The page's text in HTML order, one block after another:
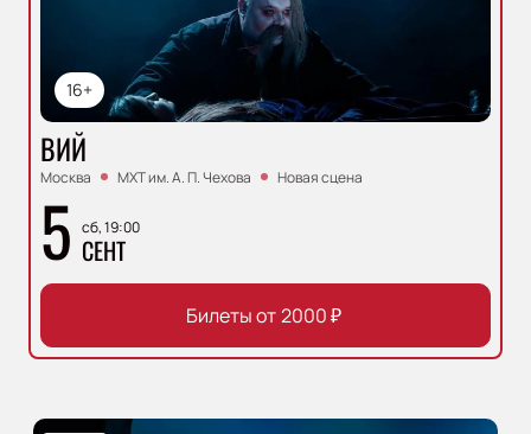
16+
ВИЙ
Москва МХТ им. А. П. Чехова Новая сцена
5 сб, 19:00
СЕНТ
Билеты от 2000₽